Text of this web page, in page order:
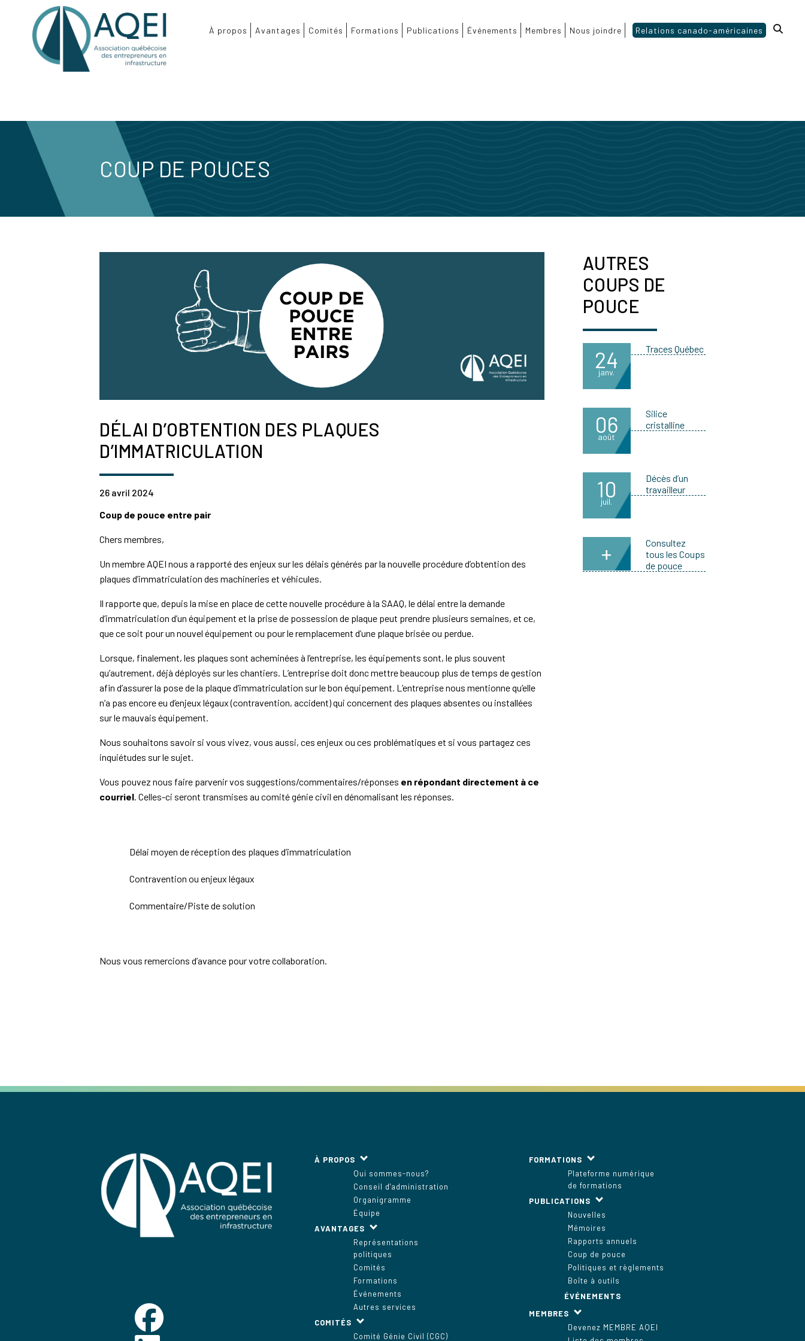
À propos Avantages Comités Formations Publications Événements Membres Nous joindre Relations canado-américaines
COUP DE POUCES
DÉLAI D’OBTENTION DES PLAQUES
D’IMMATRICULATION
26 avril 2024
Coup de pouce entre pair
Chers membres,
Un membre AQEI nous a rapporté des enjeux sur les délais générés par la nouvelle procédure d’obtention des
plaques d’immatriculation des machineries et véhicules.
Il rapporte que, depuis la mise en place de cette nouvelle procédure à la SAAQ, le délai entre la demande
d’immatriculation d’un équipement et la prise de possession de plaque peut prendre plusieurs semaines, et ce,
que ce soit pour un nouvel équipement ou pour le remplacement d’une plaque brisée ou perdue.
Lorsque, finalement, les plaques sont acheminées à l’entreprise, les équipements sont, le plus souvent
qu’autrement, déjà déployés sur les chantiers. L’entreprise doit donc mettre beaucoup plus de temps de gestion
afin d’assurer la pose de la plaque d’immatriculation sur le bon équipement. L’entreprise nous mentionne qu’elle
n’a pas encore eu d’enjeux légaux (contravention, accident) qui concernent des plaques absentes ou installées
sur le mauvais équipement.
Nous souhaitons savoir si vous vivez, vous aussi, ces enjeux ou ces problématiques et si vous partagez ces
inquiétudes sur le sujet.
Vous pouvez nous faire parvenir vos suggestions/commentaires/réponses en répondant directement à ce
courriel. Celles-ci seront transmises au comité génie civil en dénomalisant les réponses.
Délai moyen de réception des plaques d’immatriculation
Contravention ou enjeux légaux
Commentaire/Piste de solution
Nous vous remercions d’avance pour votre collaboration.
AUTRES
COUPS DE
POUCE
24
janv.
Traces Québec
06
août
Silice
cristalline
10
juil.
Décès d’un
travailleur
+
Consultez
tous les Coups
de pouce
À PROPOS
Qui sommes-nous?
Conseil d'administration
Organigramme
Équipe
AVANTAGES
Représentations
politiques
Comités
Formations
Événements
Autres services
COMITÉS
Comité Génie Civil (CGC)
FORMATIONS
Plateforme numérique
de formations
PUBLICATIONS
Nouvelles
Mémoires
Rapports annuels
Coup de pouce
Politiques et règlements
Boîte à outils
ÉVÉNEMENTS
MEMBRES
Devenez MEMBRE AQEI